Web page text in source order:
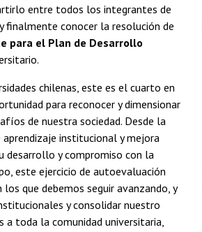
entre todos los integrantes de
finalmente conocer la resolución de
para el Plan de Desarrollo
chilenas, este es el cuarto en
para reconocer y dimensionar
de nuestra sociedad. Desde la
institucional y mejora
desarrollo y compromiso con la
este ejercicio de autoevaluación
que debemos seguir avanzando, y
y consolidar nuestro
a toda la comunidad universitaria,